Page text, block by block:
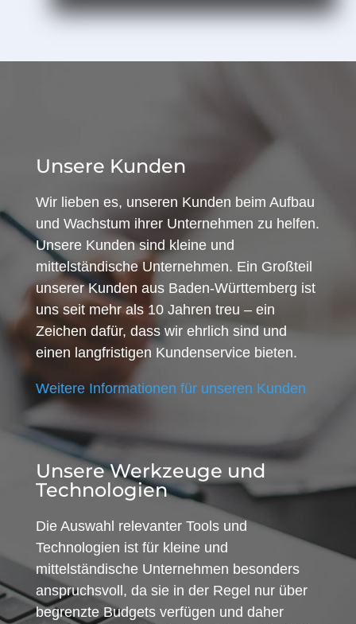
Unsere Kunden
Wir lieben es, unseren Kunden beim Aufbau
und Wachstum ihrer Unternehmen zu helfen.
Unsere Kunden sind kleine und
mittelständische Unternehmen. Ein Großteil
unserer Kunden aus Baden-Württemberg ist
uns seit mehr als 10 Jahren treu – ein
Zeichen dafür, dass wir ehrlich sind und
einen langfristigen Kundenservice bieten.
Weitere Informationen für unseren Kunden
Unsere Werkzeuge und
Technologien
Die Auswahl relevanter Tools und
Technologien ist für kleine und
mittelständische Unternehmen besonders
anspruchsvoll, da sie in der Regel nur über
begrenzte Budgets verfügen und daher